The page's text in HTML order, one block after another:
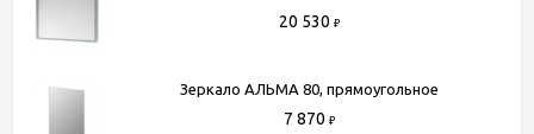
метров от МКАД. БП "Румянцево", корпус В, этаж 2,
павильон 205В
доставки рассчитывается менеджером после оформления
20 530 ₽
Зеркало АЛЬМА 80, прямоугольное
7 870 ₽